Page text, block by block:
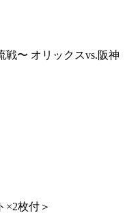
戦〜 オリックスvs.阪神
×2枚付＞